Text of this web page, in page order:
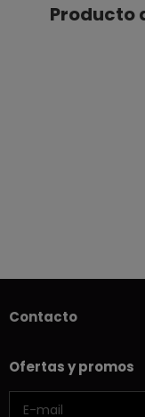
Producto
Contacto
Ofertas y promos